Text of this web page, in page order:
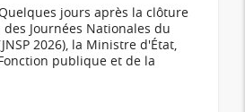
jours après la clôture
Journées Nationales du
2026), la Ministre d'État,
publique et de la